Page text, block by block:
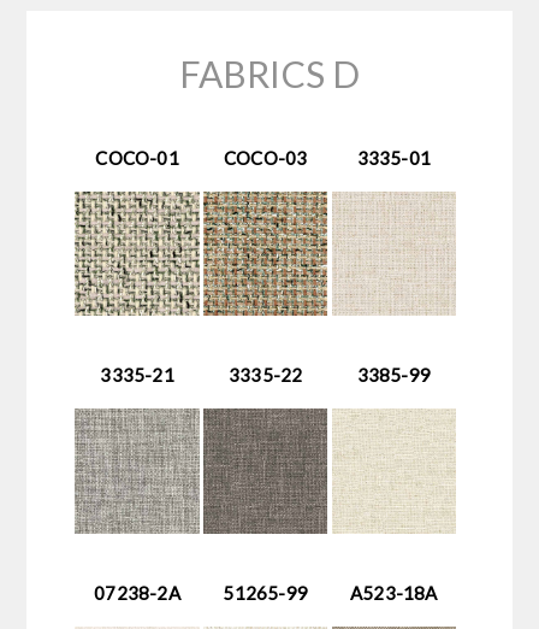
FABRICS D
COCO-01 COCO-03 3335-01
3335-21 3335-22 3385-99
07238-2A 51265-99 A523-18A